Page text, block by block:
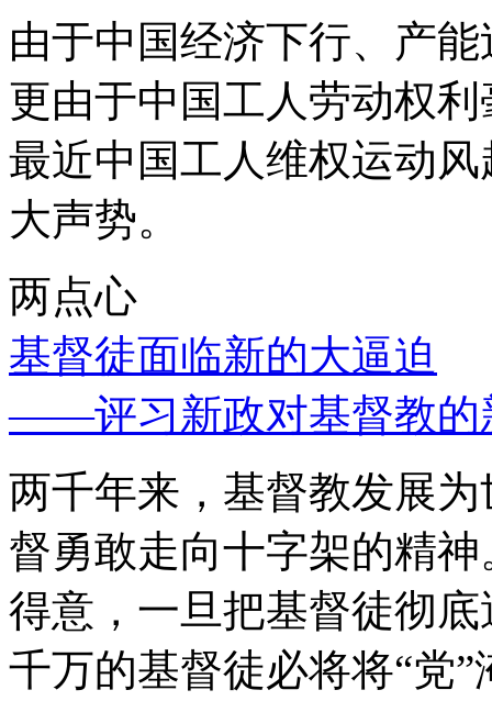
由于中国经济下行、产
更由于中国工人劳动权
最近中国工人维权运动
大声势。
两点心
基督徒面临新的大逼迫
——评习新政对基督教的
两千年来，基督教发展
督勇敢走向十字架的精
得意，一旦把基督徒彻
千万的基督徒必将将“党”